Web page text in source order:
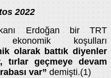
2022
Erdoğan bir TRT
ekonomik koşulları
olarak battık diyenler
tırlar geçmeye devam
var” demişti.(1)